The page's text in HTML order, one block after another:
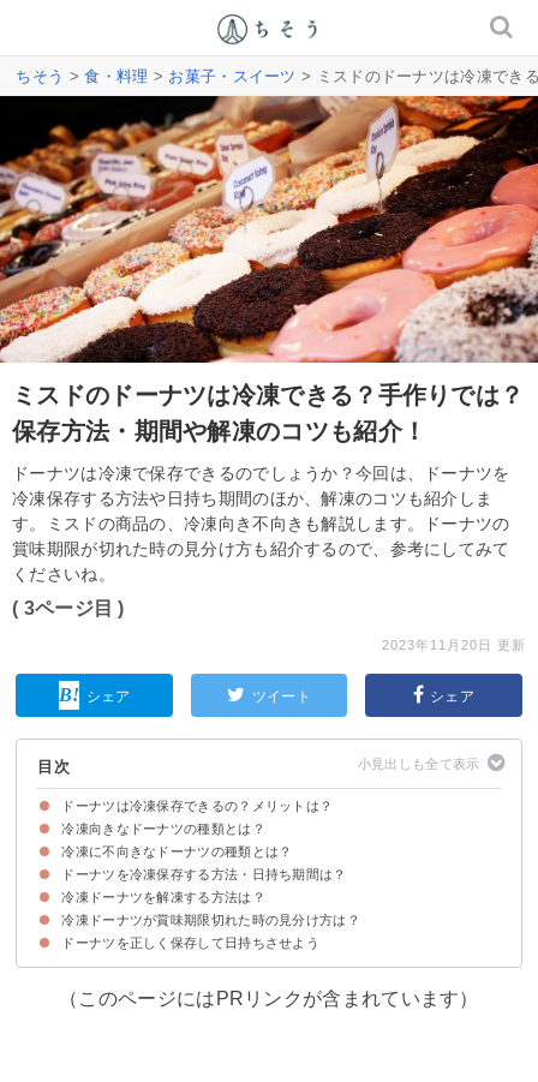
ちそう >食・料理 > お菓子・スイーツ > ミスドのドーナツは冷凍でき
ミスドのドーナツは冷凍できる？手作りでは？
保存方法・期間や解凍のコツも紹介！
ドーナツは冷凍で保存できるのでしょうか？今回は、ドーナツを
冷凍保存する方法や日持ち期間のほか、解凍のコツも紹介しま
す。ミスドの商品の、冷凍向き不向きも解説します。ドーナツの
賞味期限が切れた時の見分け方も紹介するので、参考にしてみて
くださいね。
( 3ページ目 )
2023年11月20日 更新
シェア ツイート シェア
目次
ドーナツは冷凍保存できるの？メリットは？
①長期保存ができる
②よりサクサク食感を楽しめることも
冷凍向きなドーナツの種類とは？
①オールドファッション
②チョコレート
③エンゼルフレンチ
④エンゼルクリーム
⑤カスタードクリーム
⑥ストロベリーリング
⑦パイ
冷凍に不向きなドーナツの種類とは？
①ポン・デ・リング
②シュガーレイズド
③ハニーディップ
④ハニーチュロス
⑤フレンチクルーラー
ドーナツを冷凍保存する方法・日持ち期間は？
冷凍での保存方法
保存期間の目安
冷凍ドーナツを解凍する方法は？
自然解凍でOK
トースターで温めても美味しく食べられる
冷凍ドーナツが賞味期限切れた時の見分け方は？
賞味期限が切れたドーナツの特徴
ドーナツを正しく保存して日持ちさせよう
（このページにはPRリンクが含まれています）